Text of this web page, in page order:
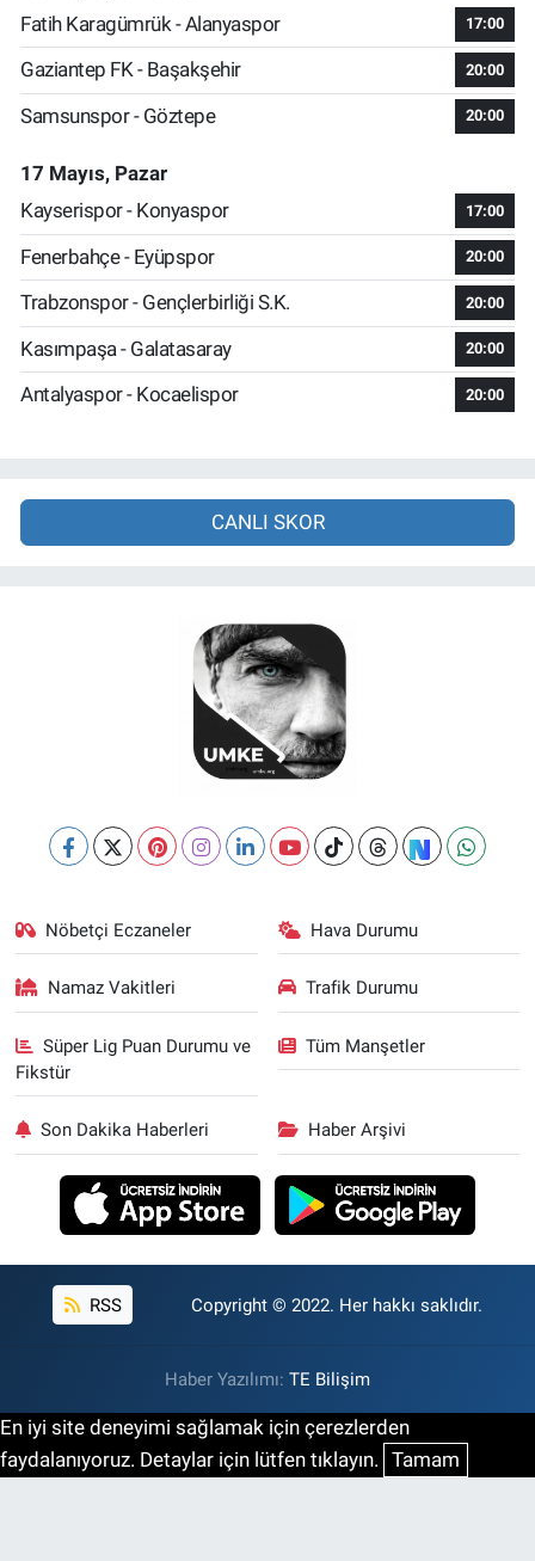
Fatih Karagümrük - Alanyaspor
17:00
Gaziantep FK - Başakşehir 20:00
Samsunspor - Göztepe 20:00
17 Mayıs, Pazar
Kayserispor - Konyaspor
17:00
Fenerbahçe - Eyüpspor 20:00
Trabzonspor - Gençlerbirliği S.K. 20:00
Kasımpaşa - Galatasaray 20:00
Antalyaspor - Kocaelispor 20:00
CANLI SKOR
Nöbetçi Eczaneler Hava Durumu
Namaz Vakitleri Trafik Durumu
Süper Lig Puan Durumu ve
Fikstür
Tüm Manşetler
Son Dakika Haberleri Haber Arşivi
RSS Copyright © 2022. Her hakkı saklıdır.
Haber Yazılımı: TE Bilişim
En iyi site deneyimi sağlamak için çerezlerden
faydalanıyoruz. Detaylar için lütfen tıklayın. Tamam